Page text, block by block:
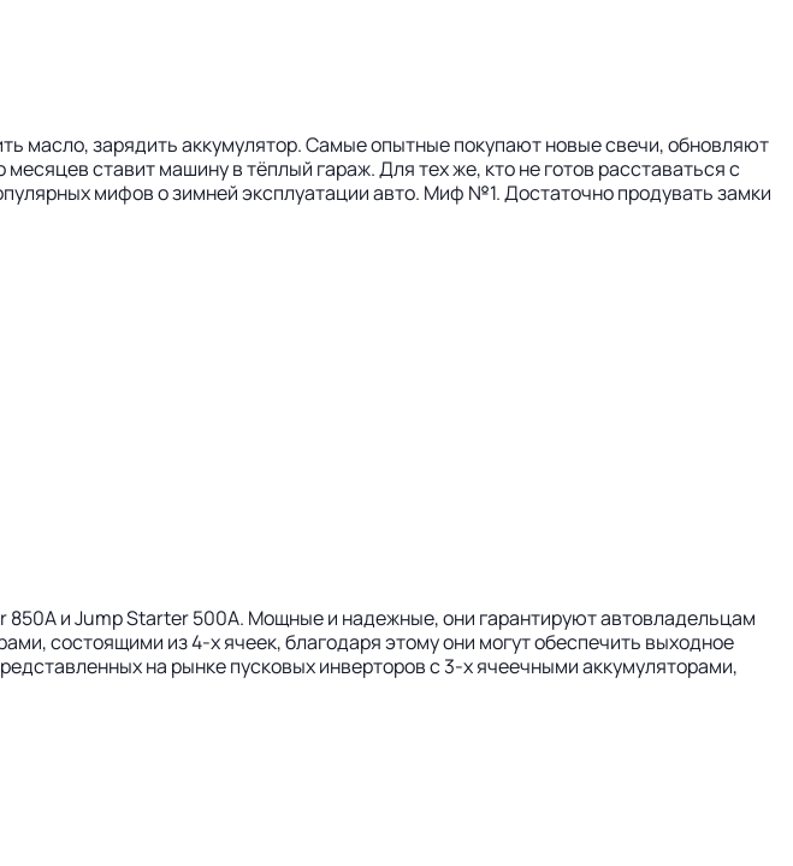
масло, зарядить аккумулятор. Самые опытные покупают новые свечи, обновляют
ставит машину в тёплый гараж. Для тех же, кто не готов расставаться с
мифов о зимней эксплуатации авто. Миф №1. Достаточно продувать замки
и Jump Starter 500A. Мощные и надежные, они гарантируют автовладельцам
состоящими из 4-х ячеек, благодаря этому они могут обеспечить выходное
на рынке пусковых инверторов с 3-х ячеечными аккумуляторами,